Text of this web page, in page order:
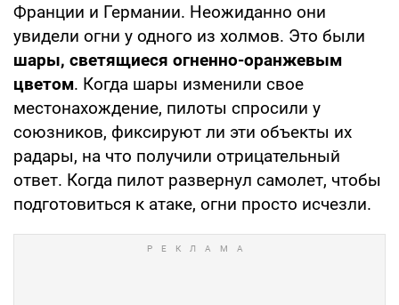
Франции и Германии. Неожиданно они
увидели огни у одного из холмов. Это были
шары, светящиеся огненно-оранжевым
цветом. Когда шары изменили свое
местонахождение, пилоты спросили у
союзников, фиксируют ли эти объекты их
радары, на что получили отрицательный
ответ. Когда пилот развернул самолет, чтобы
подготовиться к атаке, огни просто исчезли.